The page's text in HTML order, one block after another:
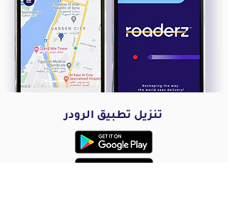
تنزيل تطبيق الرودر